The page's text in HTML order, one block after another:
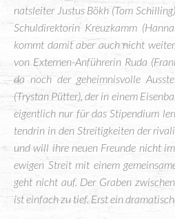
nats­lei­ter Jus­tus Bökh (Tom
Schul­di­rek­to­rin Kreuz­kamm
kommt damit aber auch nicht
von Exter­nen-Anfüh­re­rin Ruda
da noch der geheim­nis­vol­le
(Try­stan Püt­ter), der in einem
eigent­lich nur für das Sti­pen­di­um
ten­drin in den Strei­tig­kei­ten der
und will ihre neu­en Freun­de nicht
ewi­gen Streit mit einem
geht nicht auf. Der Gra­ben
ist ein­fach zu tief. Erst ein